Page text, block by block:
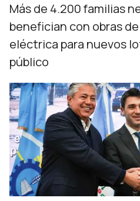
Más de 4.200 familias
benefician con obras
eléctrica para nuevos
público